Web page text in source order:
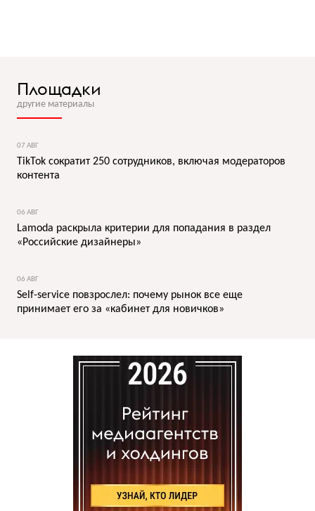
Площадки
другие материалы
07 АВГ
TikTok сократит 250 сотрудников, включая модераторов
контента
06 АВГ
Lamoda раскрыла критерии для попадания в раздел
«Российские дизайнеры»
06 АВГ
Self-service повзрослел: почему рынок все еще
принимает его за «кабинет для новичков»